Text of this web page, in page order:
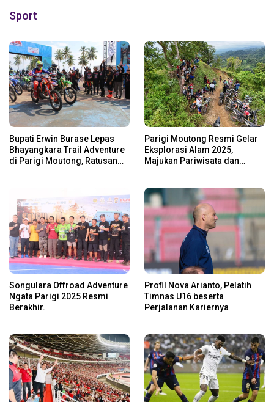
Sport
Bupati Erwin Burase Lepas
Bhayangkara Trail Adventure
di Parigi Moutong, Ratusan
Parigi Moutong Resmi Gelar
Eksplorasi Alam 2025,
Majukan Pariwisata dan
Songulara Offroad Adventure
Ngata Parigi 2025 Resmi
Berakhir.
Profil Nova Arianto, Pelatih
Timnas U16 beserta
Perjalanan Kariernya